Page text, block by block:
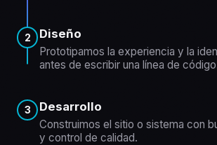
2 Diseño
Prototipamos la experiencia y la
antes de escribir una línea de
3 Desarrollo
Construimos el sitio o sistema con
y control de calidad.